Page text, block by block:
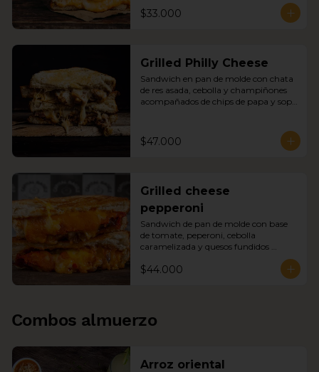
$33.000
Grilled Philly Cheese
Sandwich en pan de molde con chata
de res asada, cebolla y champiñones
acompañados de chips de papa y sopa
$47.000
Grilled cheese
pepperoni
Sandwich de pan de molde con base
de tomate, peperoni, cebolla
caramelizada y quesos fundidos
acompañado de chips de papa y sopa
del día
$44.000
Combos almuerzo
Arroz oriental